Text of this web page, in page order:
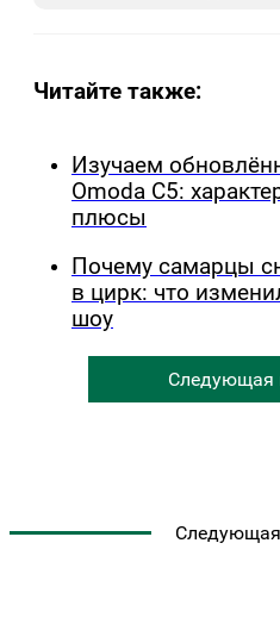
Читайте также:
Изучаем
Omoda C5:
плюсы
Почему самарцы
в цирк: что
шоу
Следующая